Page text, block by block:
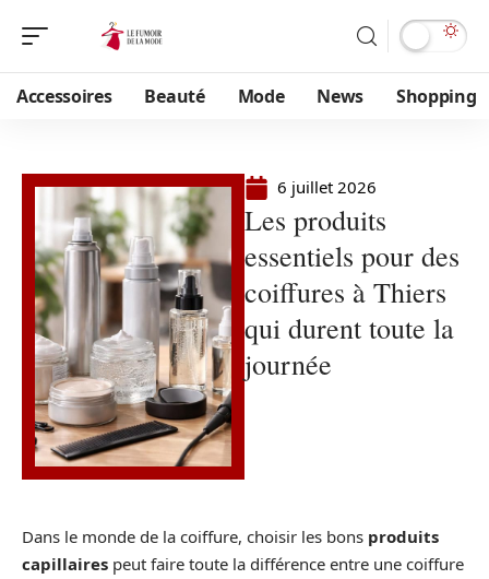
Accessoires Beauté Mode News Shopping
6 juillet 2026
Les produits
essentiels pour des
coiffures à Thiers
qui durent toute la
journée
Dans le monde de la coiffure, choisir les bons produits
capillaires peut faire toute la différence entre une coiffure